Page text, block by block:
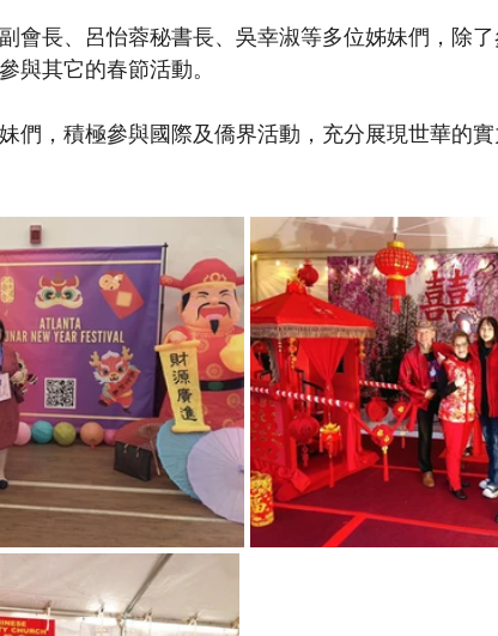
會長、呂怡蓉秘書長、吳幸淑等多位姊妹們，除了
與其它的春節活動。
們，積極參與國際及僑界活動，充分展現世華的實